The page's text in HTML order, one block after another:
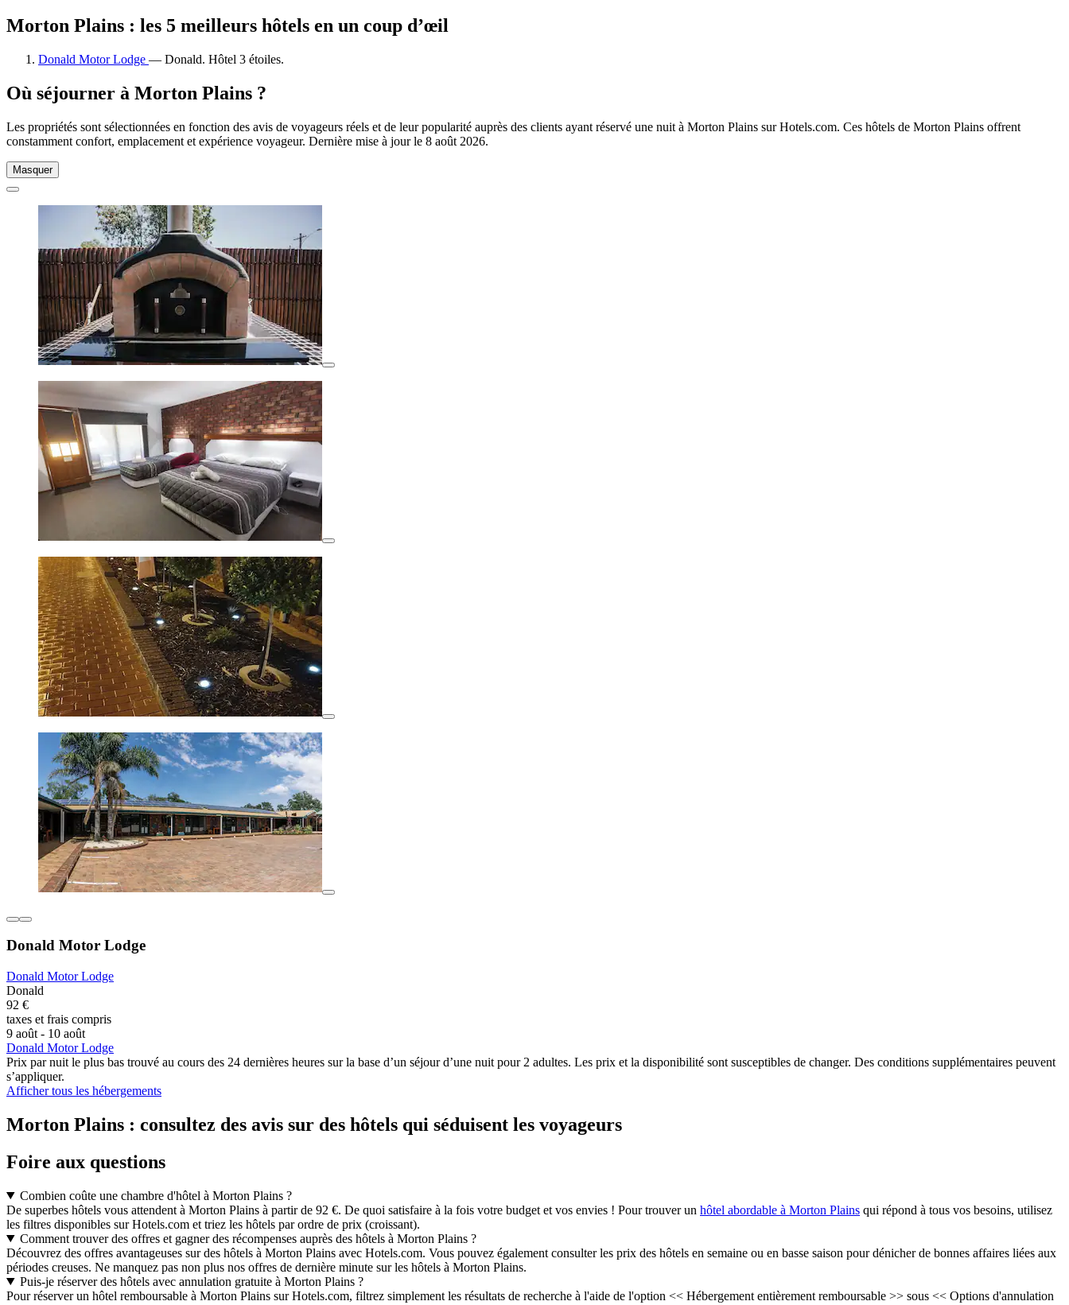
Morton Plains : les 5 meilleurs hôtels en un coup d’œil
Donald Motor Lodge — Donald. Hôtel 3 étoiles.
Où séjourner à Morton Plains ?
Les propriétés sont sélectionnées en fonction des avis de voyageurs réels et de leur popularité auprès des clients ayant réservé une nuit à Morton Plains sur Hotels.com. Ces hôtels de Morton Plains offrent
constamment confort, emplacement et expérience voyageur. Dernière mise à jour le 8 août 2026.
Masquer
Donald Motor Lodge
Donald Motor Lodge
Donald
92 €
taxes et frais compris
9 août - 10 août
Donald Motor Lodge
Prix par nuit le plus bas trouvé au cours des 24 dernières heures sur la base d’un séjour d’une nuit pour 2 adultes. Les prix et la disponibilité sont susceptibles de changer. Des conditions supplémentaires peuvent
s’appliquer.
Afficher tous les hébergements
Morton Plains : consultez des avis sur des hôtels qui séduisent les voyageurs
Foire aux questions
Combien coûte une chambre d'hôtel à Morton Plains ?
De superbes hôtels vous attendent à Morton Plains à partir de 92 €. De quoi satisfaire à la fois votre budget et vos envies ! Pour trouver un hôtel abordable à Morton Plains qui répond à tous vos besoins, utilisez
les filtres disponibles sur Hotels.com et triez les hôtels par ordre de prix (croissant).
Comment trouver des offres et gagner des récompenses auprès des hôtels à Morton Plains ?
Découvrez des offres avantageuses sur des hôtels à Morton Plains avec Hotels.com. Vous pouvez également consulter les prix des hôtels en semaine ou en basse saison pour dénicher de bonnes affaires liées aux
périodes creuses. Ne manquez pas non plus nos offres de dernière minute sur les hôtels à Morton Plains.
Puis-je réserver des hôtels avec annulation gratuite à Morton Plains ?
Pour réserver un hôtel remboursable à Morton Plains sur Hotels.com, filtrez simplement les résultats de recherche à l'aide de l'option << Hébergement entièrement remboursable >> sous << Options d'annulation